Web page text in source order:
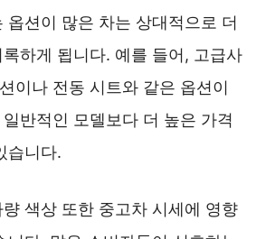
옵션이 많은 차는 상대적으로 더
하게 됩니다. 예를 들어, 고급사
이나 전동 시트와 같은 옵션이
반적인 모델보다 더 높은 가격
습니다.
색상 또한 중고차 시세에 영향